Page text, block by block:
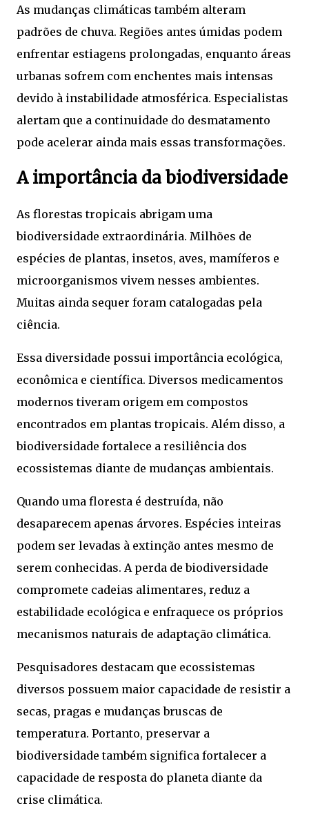
As mudanças climáticas também alteram
padrões de chuva. Regiões antes úmidas podem
enfrentar estiagens prolongadas, enquanto áreas
urbanas sofrem com enchentes mais intensas
devido à instabilidade atmosférica. Especialistas
alertam que a continuidade do desmatamento
pode acelerar ainda mais essas transformações.
A importância da biodiversidade
As florestas tropicais abrigam uma
biodiversidade extraordinária. Milhões de
espécies de plantas, insetos, aves, mamíferos e
microorganismos vivem nesses ambientes.
Muitas ainda sequer foram catalogadas pela
ciência.
Essa diversidade possui importância ecológica,
econômica e científica. Diversos medicamentos
modernos tiveram origem em compostos
encontrados em plantas tropicais. Além disso, a
biodiversidade fortalece a resiliência dos
ecossistemas diante de mudanças ambientais.
Quando uma floresta é destruída, não
desaparecem apenas árvores. Espécies inteiras
podem ser levadas à extinção antes mesmo de
serem conhecidas. A perda de biodiversidade
compromete cadeias alimentares, reduz a
estabilidade ecológica e enfraquece os próprios
mecanismos naturais de adaptação climática.
Pesquisadores destacam que ecossistemas
diversos possuem maior capacidade de resistir a
secas, pragas e mudanças bruscas de
temperatura. Portanto, preservar a
biodiversidade também significa fortalecer a
capacidade de resposta do planeta diante da
crise climática.